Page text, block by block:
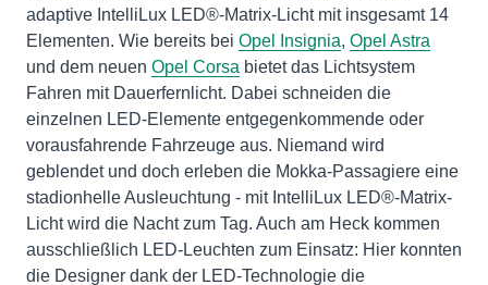
adaptive IntelliLux LED®-Matrix-Licht mit insgesamt 14
Elementen. Wie bereits bei Opel Insignia, Opel Astra
und dem neuen Opel Corsa bietet das Lichtsystem
Fahren mit Dauerfernlicht. Dabei schneiden die
einzelnen LED-Elemente entgegenkommende oder
vorausfahrende Fahrzeuge aus. Niemand wird
geblendet und doch erleben die Mokka-Passagiere eine
stadionhelle Ausleuchtung - mit IntelliLux LED®-Matrix-
Licht wird die Nacht zum Tag. Auch am Heck kommen
ausschließlich LED-Leuchten zum Einsatz: Hier konnten
die Designer dank der LED-Technologie die